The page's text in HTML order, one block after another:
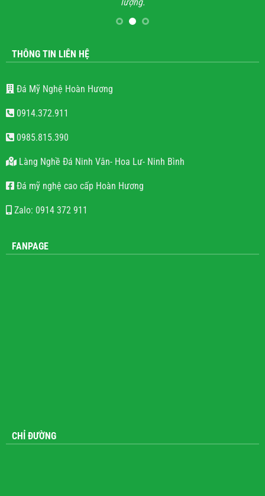
THÔNG TIN LIÊN HỆ
Đá Mỹ Nghệ Hoàn Hương
0914.372.911
0985.815.390
Làng Nghề Đá Ninh Vân- Hoa Lư- Ninh Bình
Đá mỹ nghệ cao cấp Hoàn Hương
Zalo: 0914 372 911
FANPAGE
CHỈ ĐƯỜNG